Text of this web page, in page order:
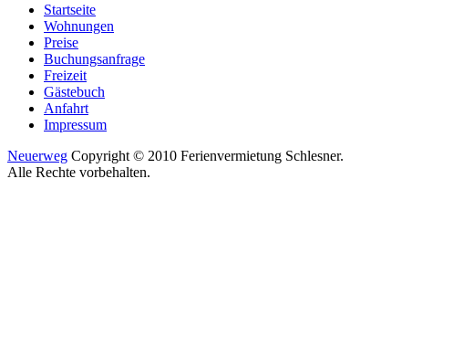
Startseite
Wohnungen
Preise
Buchungsanfrage
Freizeit
Gästebuch
Anfahrt
Impressum
Neuerweg Copyright © 2010 Ferienvermietung Schlesner.
Alle Rechte vorbehalten.